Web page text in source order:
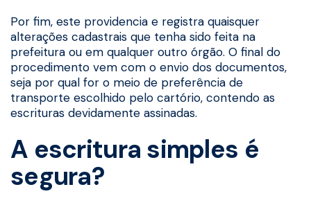
Por fim, este providencia e registra quaisquer
alterações cadastrais que tenha sido feita na
prefeitura ou em qualquer outro órgão. O final do
procedimento vem com o envio dos documentos,
seja por qual for o meio de preferência de
transporte escolhido pelo cartório, contendo as
escrituras devidamente assinadas.
A escritura simples é
segura?